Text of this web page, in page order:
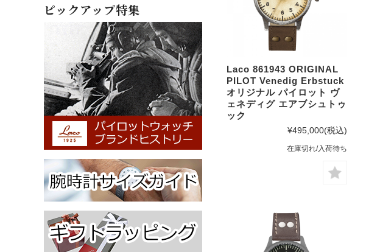
Laco 861943 ORIGINAL
PILOT Venedig Erbstuck
オリジナル パイロット ヴ
ェネディグ エアブシュトゥ
ック
¥495,000(税込)
在庫切れ/入荷待ち
ピックアップ特集